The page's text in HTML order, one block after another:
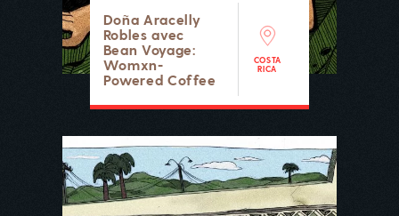
Doña Aracelly
Robles avec
Bean Voyage:
Womxn-
Powered Coffee
COSTA
RICA